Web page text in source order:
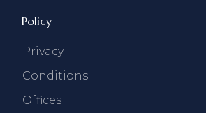
Policy
Privacy
Conditions
Offices